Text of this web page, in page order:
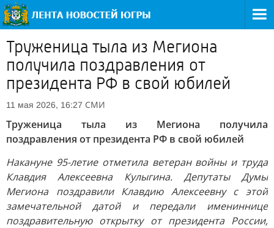
Труженица тыла из Мегиона
получила поздравления от
президента РФ в свой юбилей
11 мая 2026, 16:27 СМИ
Труженица тыла из Мегиона получила
поздравления от президента РФ в свой юбилей
Накануне 95-летие отметила ветеран войны и труда
Клавдия Алексеевна Кулыгина. Депутаты Думы
Мегиона поздравили Клавдию Алексеевну с этой
замечательной датой и передали имениннице
поздравительную открытку от президента России,